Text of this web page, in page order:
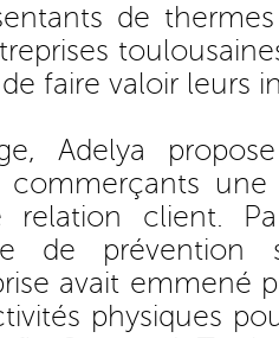
de
faire valoir leurs
Adelya
commerçants
relation client.
de prévention
avait emmené
physiques